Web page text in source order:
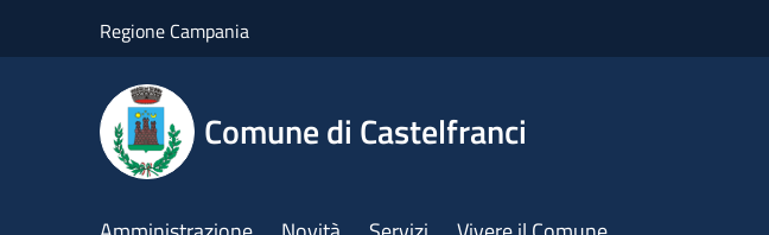
Regione Campania
Comune di Castelfranci